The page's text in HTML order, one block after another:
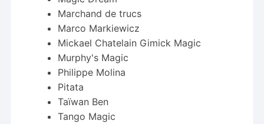
Marchand de trucs
Marco Markiewicz
Mickael Chatelain Gimick Magic
Murphy's Magic
Philippe Molina
Pitata
Taïwan Ben
Tango Magic